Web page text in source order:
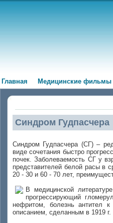
Главная Медицинские фильмы
Синдром Гудпасчера
Синдром Гудпасчера (СГ) –
виде сочетания быстро
почек. Заболеваемость СГ у
представителей белой расы в
20 - 30 и 60 - 70 лет,
В медицинской
прогрессирующий
нефритом, болезнь антител
описанием, сделанным в 1919